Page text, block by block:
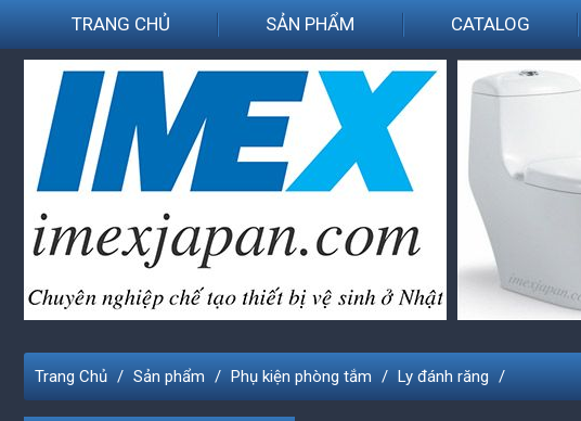
TRANG CHỦ SẢN PHẨM CATALOG
Trang Chủ Sản phẩm Phụ kiện phòng tắm Ly đánh răng